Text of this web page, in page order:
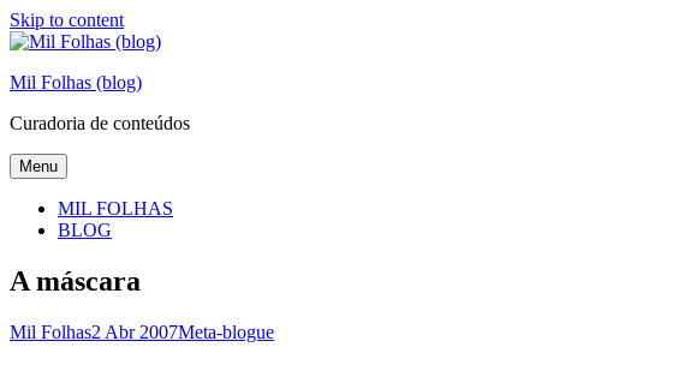
Skip to content
Mil Folhas (blog)
Curadoria de conteúdos
Menu
MIL FOLHAS
BLOG
A máscara
Mil Folhas2 Abr 2007Meta-blogue